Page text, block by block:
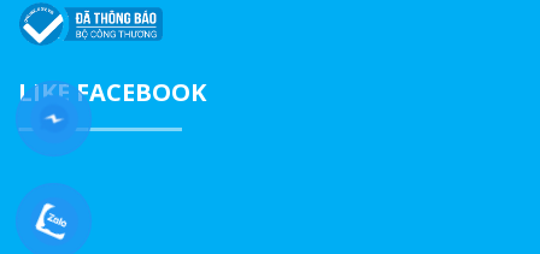
LIKE FACEBOOK